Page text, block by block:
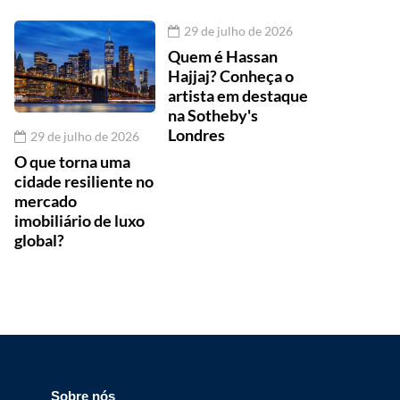
29 de julho de 2026
O que torna uma
cidade resiliente no
mercado
imobiliário de luxo
global?
29 de julho de 2026
Quem é Hassan
Hajjaj? Conheça o
artista em destaque
na Sotheby's
Londres
Sobre nós